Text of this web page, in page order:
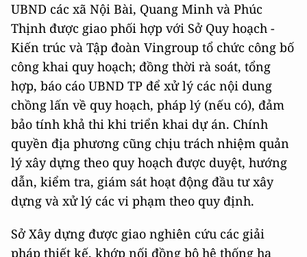
UBND các xã Nội Bài, Quang Minh và Phúc
Thịnh được giao phối hợp với Sở Quy hoạch -
Kiến trúc và Tập đoàn Vingroup tổ chức công bố
công khai quy hoạch; đồng thời rà soát, tổng
hợp, báo cáo UBND TP để xử lý các nội dung
chồng lấn về quy hoạch, pháp lý (nếu có), đảm
bảo tính khả thi khi triển khai dự án. Chính
quyền địa phương cũng chịu trách nhiệm quản
lý xây dựng theo quy hoạch được duyệt, hướng
dẫn, kiểm tra, giám sát hoạt động đầu tư xây
dựng và xử lý các vi phạm theo quy định.
Sở Xây dựng được giao nghiên cứu các giải
pháp thiết kế, khớp nối đồng bộ hệ thống hạ